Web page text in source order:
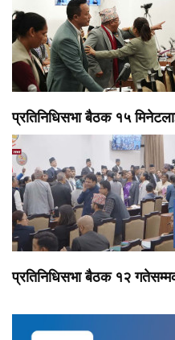
प्रतिनिधिसभा बैठक १५
प्रतिनिधिसभा बैठक १२